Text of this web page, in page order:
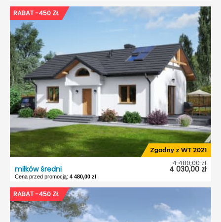
miłków średni 4 030,00 zł
4 480,00 zł
RABAT -450 ZŁ
Cena przed promocją: 4 480,00 zł
RABAT -450 ZŁ